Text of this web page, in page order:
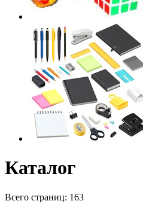
Каталог
Всего страниц: 163